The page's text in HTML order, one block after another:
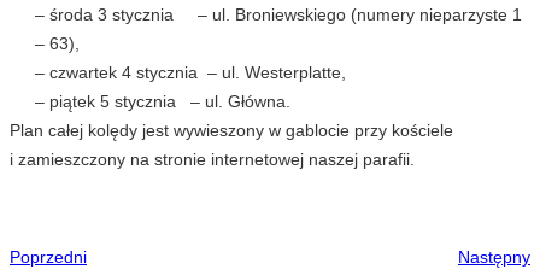
– środa 3 stycznia – ul. Broniewskiego (numery nieparzyste 1
– 63),
– czwartek 4 stycznia – ul. Westerplatte,
– piątek 5 stycznia – ul. Główna.
Plan całej kolędy jest wywieszony w gablocie przy kościele
i zamieszczony na stronie internetowej naszej parafii.
Poprzedni Następny